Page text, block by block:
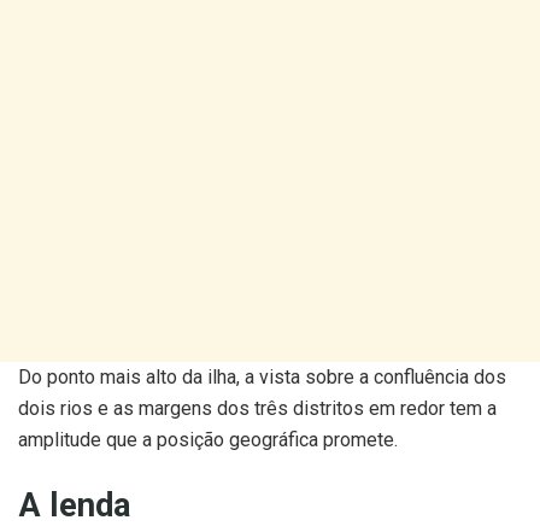
Do ponto mais alto da ilha, a vista sobre a confluência dos
dois rios e as margens dos três distritos em redor tem a
amplitude que a posição geográfica promete.
A lenda